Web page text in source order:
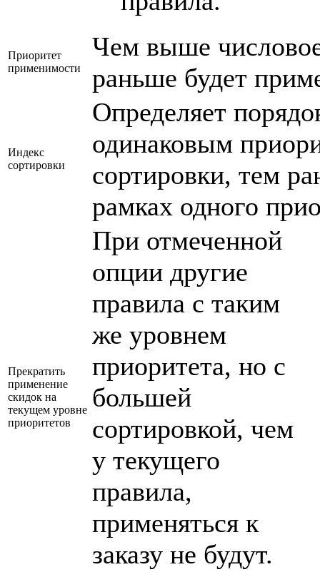
Приоритет
применимости
Чем выше
раньше будет
Индекс
сортировки
Определяет
одинаковым
сортировки, тем
рамках одного
Прекратить
применение
скидок на
текущем уровне
приоритетов
При отмеченной
опции другие
правила с таким
же уровнем
приоритета, но с
большей
сортировкой, чем
у текущего
правила,
применяться к
заказу не будут.